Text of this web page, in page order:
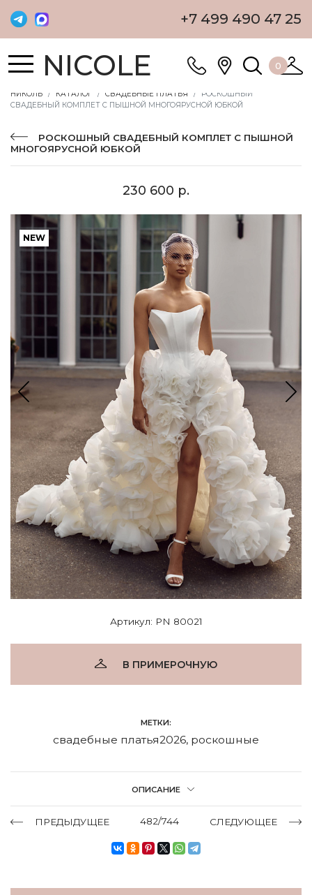
+7 499 490 47 25
NICOLE 0
НИКОЛЬ КАТАЛОГ СВАДЕБНЫЕ ПЛАТЬЯ
РОСКОШНЫЙ
СВАДЕБНЫЙ КОМПЛЕТ С ПЫШНОЙ МНОГОЯРУСНОЙ ЮБКОЙ
РОСКОШНЫЙ СВАДЕБНЫЙ КОМПЛЕТ С ПЫШНОЙ
МНОГОЯРУСНОЙ ЮБКОЙ
230 600 р.
NEW
Артикул: PN 80021
В ПРИМЕРОЧНУЮ
МЕТКИ:
свадебные платья2026, роскошные
ОПИСАНИЕ
ПРЕДЫДУЩЕЕ 482/744 СЛЕДУЮЩЕЕ